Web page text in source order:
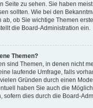
Seite zu sehen. Sie haben
sollten. Wie bei den
ab, ob Sie wichtige Themen
die Board-Administration ein.
Themen?
sind Themen, in denen nicht
laufende Umfrage, falls
Gründen durch einen
haben Sie auch die
sofern dies durch die Board-